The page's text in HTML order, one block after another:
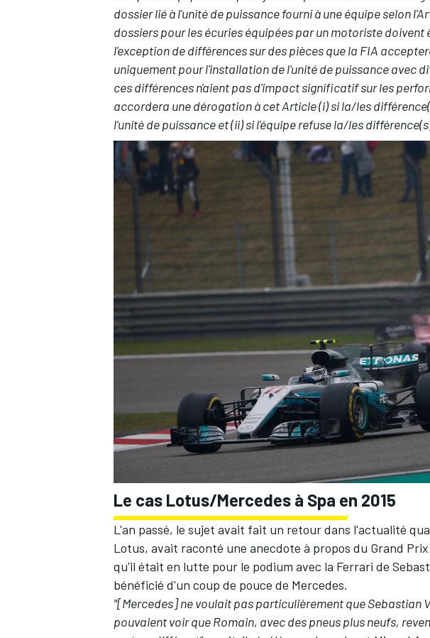
dossier lié à l'unité de puissance fourni à une équipe selon
dossiers pour les écuries équipées par un motoriste
l'exception de différences sur des pièces que la FIA
uniquement pour l'installation de l'unité de puissance avec
ces différences n'aient pas d'impact significatif sur les
accordera une dérogation à cet Article (i) si la/les
l'unité de puissance et (ii) si l'équipe refuse la/les
Le cas Lotus/Mercedes à Spa en 2015
L'an passé, le sujet avait fait un retour dans l'actualité
Lotus, avait raconté une anecdote à propos du Grand
qu'il était en lutte pour le podium avec la Ferrari de
bénéficié d'un coup de pouce de Mercedes.
"[Mercedes] ne voulait pas particulièrement que Sebastian
pouvaient voir que Romain, avec des pneus plus neufs,